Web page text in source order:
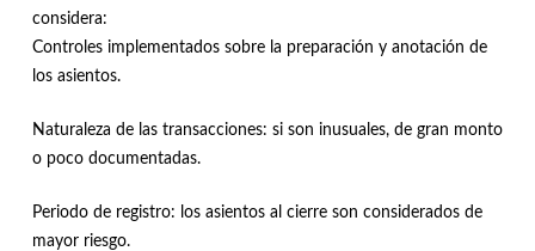
considera:
Controles implementados sobre la preparación y anotación de
los asientos.
Naturaleza de las transacciones: si son inusuales, de gran monto
o poco documentadas.
Periodo de registro: los asientos al cierre son considerados de
mayor riesgo.